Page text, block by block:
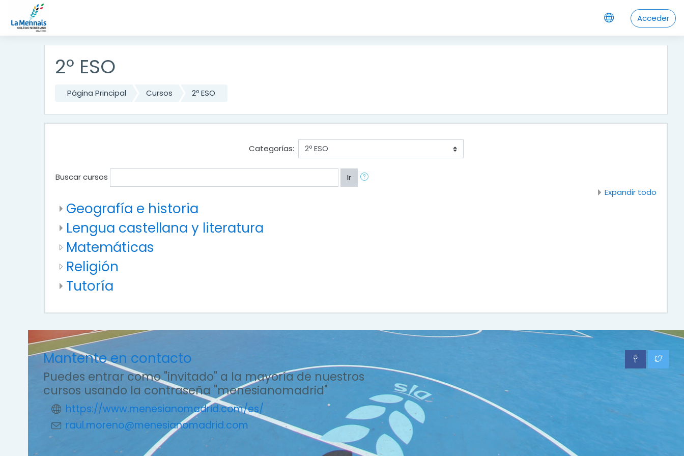
Acceder
Saltar a contenido principal
2º ESO
Página Principal Cursos 2º ESO
Categorías:
Buscar cursos
Ir
Expandir todo
Geografía e historia
Lengua castellana y literatura
Matemáticas
Religión
Tutoría
Mantente en contacto
Puedes entrar como "invitado" a la mayoría de nuestros
cursos usando la contraseña "menesianomadrid"
https://www.menesianomadrid.com/es/
raul.moreno@menesianomadrid.com